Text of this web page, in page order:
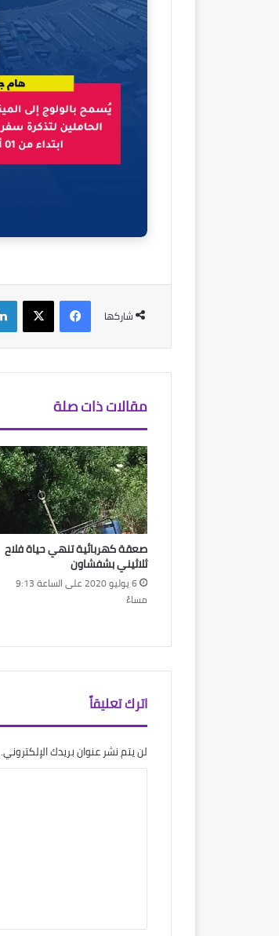
شاركها
فيسبوك‫X
مقالات ذات صلة
صعقة كهربائية تنهي حياة فلاح
ثلاثيني بشفشاون
6 يوليو 2020 على الساعة 9:13
مساءً
اترك تعليقاً
لن يتم نشر عنوان بريدك الإلكتروني.